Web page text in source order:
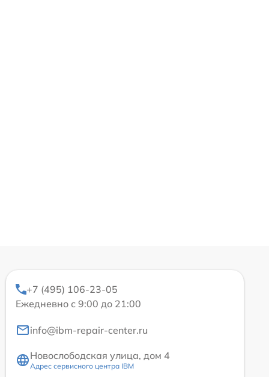
+7 (495) 106-23-05
Ежедневно с 9:00 до 21:00
info@ibm-repair-center.ru
Новослободская улица, дом 4
Адрес сервисного центра IBM